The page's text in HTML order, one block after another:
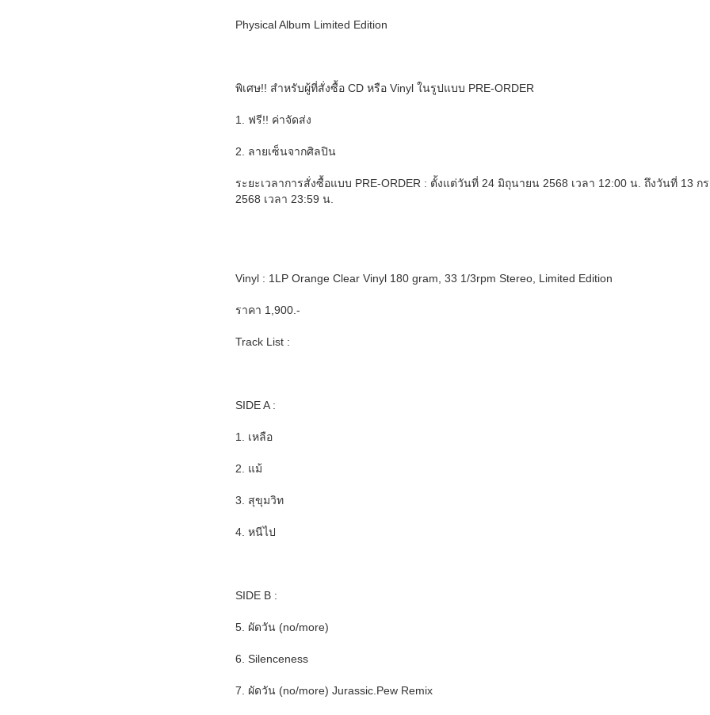
Physical Album Limited Edition
พิเศษ!! สำหรับผู้ที่สั่งซื้อ CD หรือ Vinyl ในรูปแบบ PRE-ORDER
1. ฟรี!! ค่าจัดส่ง
2. ลายเซ็นจากศิลปิน
ระยะเวลาการสั่งซื้อแบบ PRE-ORDER : ตั้งแต่วันที่ 24 มิถุนายน 2568 เวลา 12:00 น. ถึงวันที่ 13 ก
2568 เวลา 23:59 น.
Vinyl : 1LP Orange Clear Vinyl 180 gram, 33 1/3rpm Stereo, Limited Edition
ราคา 1,900.-
Track List :
SIDE A :
1. เหลือ
2. แม้
3. สุขุมวิท
4. หนีไป
SIDE B :
5. ผัดวัน (no/more)
6. Silenceness
7. ผัดวัน (no/more) Jurassic.Pew Remix